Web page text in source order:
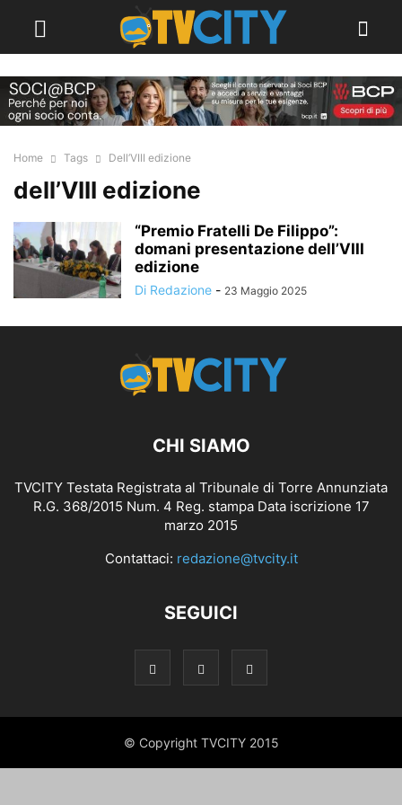
Home Tags Dell’VIII edizione
dell’VIII edizione
“Premio Fratelli De Filippo”:
domani presentazione dell’VIII
edizione
Di Redazione - 23 Maggio 2025
CHI SIAMO
TVCITY Testata Registrata al Tribunale di Torre Annunziata
R.G. 368/2015 Num. 4 Reg. stampa Data iscrizione 17
marzo 2015
Contattaci: redazione@tvcity.it
SEGUICI
© Copyright TVCITY 2015